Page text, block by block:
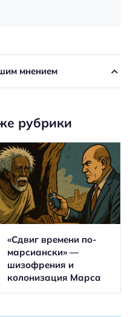
мнением
рубрики
«Сдвиг времени по-
марсиански» —
шизофрения и
колонизация Марса